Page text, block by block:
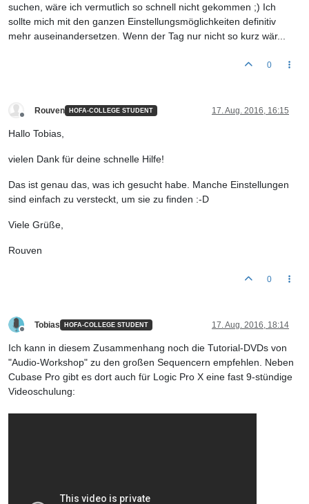
suchen, wäre ich vermutlich so schnell nicht gekommen ;) Ich
sollte mich mit den ganzen Einstellungsmöglichkeiten definitiv
mehr auseinandersetzen. Wenn der Tag nur nicht so kurz wär...
0
Rouven HOFA-COLLEGE STUDENT 17. Aug. 2016, 16:15
Hallo Tobias,
vielen Dank für deine schnelle Hilfe!
Das ist genau das, was ich gesucht habe. Manche Einstellungen
sind einfach zu versteckt, um sie zu finden :-D
Viele Grüße,
Rouven
0
Tobias HOFA-COLLEGE STUDENT 17. Aug. 2016, 18:14
Ich kann in diesem Zusammenhang noch die Tutorial-DVDs von
"Audio-Workshop" zu den großen Sequencern empfehlen. Neben
Cubase Pro gibt es dort auch für Logic Pro X eine fast 9-stündige
Videoschulung: